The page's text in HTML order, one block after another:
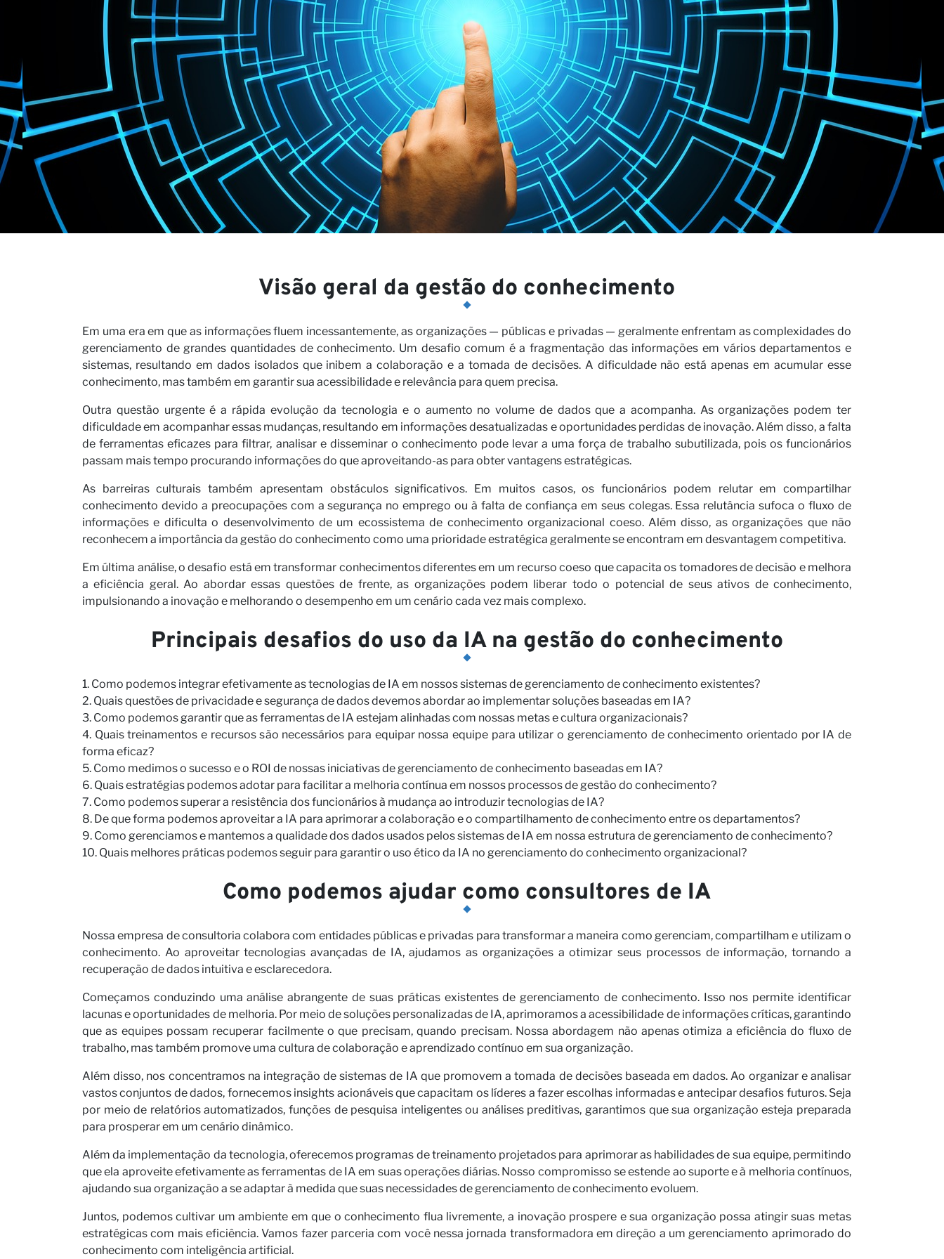
Nossas Visões
Carreiras
Seja nosso parceiro
Notícias
Visão geral da gestão do conhecimento
Em uma era em que as informações fluem incessantemente, as organizações — públicas e privadas — geralmente enfrentam as complexidades do
gerenciamento de grandes quantidades de conhecimento. Um desafio comum é a fragmentação das informações em vários departamentos e
sistemas, resultando em dados isolados que inibem a colaboração e a tomada de decisões. A dificuldade não está apenas em acumular esse
conhecimento, mas também em garantir sua acessibilidade e relevância para quem precisa.
Outra questão urgente é a rápida evolução da tecnologia e o aumento no volume de dados que a acompanha. As organizações podem ter
dificuldade em acompanhar essas mudanças, resultando em informações desatualizadas e oportunidades perdidas de inovação. Além disso, a falta
de ferramentas eficazes para filtrar, analisar e disseminar o conhecimento pode levar a uma força de trabalho subutilizada, pois os funcionários
passam mais tempo procurando informações do que aproveitando-as para obter vantagens estratégicas.
As barreiras culturais também apresentam obstáculos significativos. Em muitos casos, os funcionários podem relutar em compartilhar
conhecimento devido a preocupações com a segurança no emprego ou à falta de confiança em seus colegas. Essa relutância sufoca o fluxo de
informações e dificulta o desenvolvimento de um ecossistema de conhecimento organizacional coeso. Além disso, as organizações que não
reconhecem a importância da gestão do conhecimento como uma prioridade estratégica geralmente se encontram em desvantagem competitiva.
Em última análise, o desafio está em transformar conhecimentos diferentes em um recurso coeso que capacita os tomadores de decisão e melhora
a eficiência geral. Ao abordar essas questões de frente, as organizações podem liberar todo o potencial de seus ativos de conhecimento,
impulsionando a inovação e melhorando o desempenho em um cenário cada vez mais complexo.
Principais desafios do uso da IA na gestão do conhecimento
1. Como podemos integrar efetivamente as tecnologias de IA em nossos sistemas de gerenciamento de conhecimento existentes?
2. Quais questões de privacidade e segurança de dados devemos abordar ao implementar soluções baseadas em IA?
3. Como podemos garantir que as ferramentas de IA estejam alinhadas com nossas metas e cultura organizacionais?
4. Quais treinamentos e recursos são necessários para equipar nossa equipe para utilizar o gerenciamento de conhecimento orientado por IA de
forma eficaz?
5. Como medimos o sucesso e o ROI de nossas iniciativas de gerenciamento de conhecimento baseadas em IA?
6. Quais estratégias podemos adotar para facilitar a melhoria contínua em nossos processos de gestão do conhecimento?
7. Como podemos superar a resistência dos funcionários à mudança ao introduzir tecnologias de IA?
8. De que forma podemos aproveitar a IA para aprimorar a colaboração e o compartilhamento de conhecimento entre os departamentos?
9. Como gerenciamos e mantemos a qualidade dos dados usados pelos sistemas de IA em nossa estrutura de gerenciamento de conhecimento?
10. Quais melhores práticas podemos seguir para garantir o uso ético da IA no gerenciamento do conhecimento organizacional?
Como podemos ajudar como consultores de IA
Nossa empresa de consultoria colabora com entidades públicas e privadas para transformar a maneira como gerenciam, compartilham e utilizam o
conhecimento. Ao aproveitar tecnologias avançadas de IA, ajudamos as organizações a otimizar seus processos de informação, tornando a
recuperação de dados intuitiva e esclarecedora.
Começamos conduzindo uma análise abrangente de suas práticas existentes de gerenciamento de conhecimento. Isso nos permite identificar
lacunas e oportunidades de melhoria. Por meio de soluções personalizadas de IA, aprimoramos a acessibilidade de informações críticas, garantindo
que as equipes possam recuperar facilmente o que precisam, quando precisam. Nossa abordagem não apenas otimiza a eficiência do fluxo de
trabalho, mas também promove uma cultura de colaboração e aprendizado contínuo em sua organização.
Além disso, nos concentramos na integração de sistemas de IA que promovem a tomada de decisões baseada em dados. Ao organizar e analisar
vastos conjuntos de dados, fornecemos insights acionáveis que capacitam os líderes a fazer escolhas informadas e antecipar desafios futuros. Seja
por meio de relatórios automatizados, funções de pesquisa inteligentes ou análises preditivas, garantimos que sua organização esteja preparada
para prosperar em um cenário dinâmico.
Além da implementação da tecnologia, oferecemos programas de treinamento projetados para aprimorar as habilidades de sua equipe, permitindo
que ela aproveite efetivamente as ferramentas de IA em suas operações diárias. Nosso compromisso se estende ao suporte e à melhoria contínuos,
ajudando sua organização a se adaptar à medida que suas necessidades de gerenciamento de conhecimento evoluem.
Juntos, podemos cultivar um ambiente em que o conhecimento flua livremente, a inovação prospere e sua organização possa atingir suas metas
estratégicas com mais eficiência. Vamos fazer parceria com você nessa jornada transformadora em direção a um gerenciamento aprimorado do
conhecimento com inteligência artificial.